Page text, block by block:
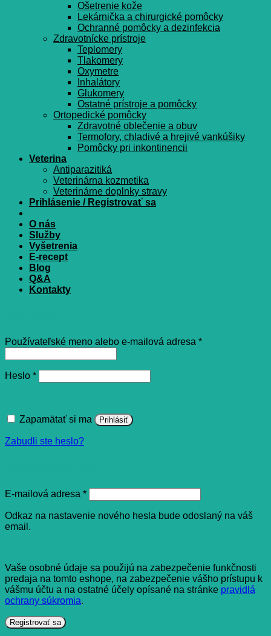
Ošetrenie kože
Lekárnička a chirurgické pomôcky
Ochranné pomôcky a dezinfekcia
Zdravotnícke prístroje
Teplomery
Tlakomery
Oxymetre
Inhalátory
Glukomery
Ostatné prístroje a pomôcky
Ortopedické pomôcky
Zdravotné oblečenie a obuv
Termofory, chladivé a hrejivé vankúšiky
Pomôcky pri inkontinencii
Veterina
Antiparazitiká
Veterinárna kozmetika
Veterinárne doplnky stravy
Prihlásenie / Registrovať sa
O nás
Služby
Vyšetrenia
E-recept
Blog
Q&A
Kontakty
Používateľské meno alebo e-mailová adresa *Povinné
Heslo *Povinné
Zapamätať si ma Prihlásiť
Zabudli ste heslo?
E-mailová adresa *Povinné
Odkaz na nastavenie nového hesla bude odoslaný na váš
email.
Vaše osobné údaje sa použijú na zabezpečenie funkčnosti
predaja na tomto eshope, na zabezpečenie vášho prístupu k
vášmu účtu a na ostatné účely opísané na stránke pravidlá
ochrany súkromia.
Registrovať sa